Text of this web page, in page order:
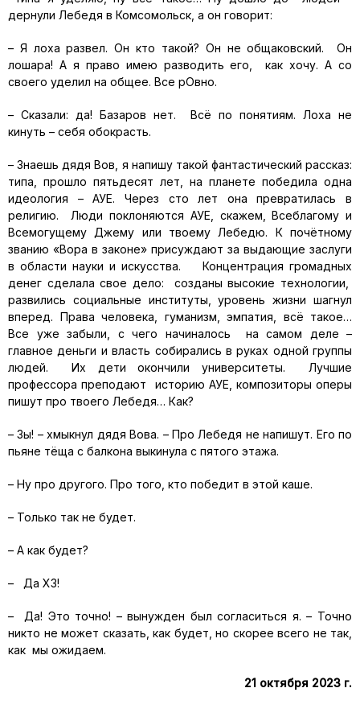
дернули Лебедя в Комсомольск, а он говорит:
– Я лоха развел. Он кто такой? Он не общаковский. Он
лошара! А я право имею разводить его, как хочу. А со
своего уделил на общее. Все рОвно.
– Сказали: да! Базаров нет. Всё по понятиям. Лоха не
кинуть – себя обокрасть.
– Знаешь дядя Вов, я напишу такой фантастический рассказ:
типа, прошло пятьдесят лет, на планете победила одна
идеология – АУЕ. Через сто лет она превратилась в
религию. Люди поклоняются АУЕ, скажем, Всеблагому и
Всемогущему Джему или твоему Лебедю. К почётному
званию «Вора в законе» присуждают за выдающие заслуги
в области науки и искусства. Концентрация громадных
денег сделала свое дело: созданы высокие технологии,
развились социальные институты, уровень жизни шагнул
вперед. Права человека, гуманизм, эмпатия, всё такое…
Все уже забыли, с чего начиналось на самом деле –
главное деньги и власть собирались в руках одной группы
людей. Их дети окончили университеты. Лучшие
профессора преподают историю АУЕ, композиторы оперы
пишут про твоего Лебедя… Как?
– Зы! – хмыкнул дядя Вова. – Про Лебедя не напишут. Его по
пьяне тёща с балкона выкинула с пятого этажа.
– Ну про другого. Про того, кто победит в этой каше.
– Только так не будет.
– А как будет?
– Да ХЗ!
– Да! Это точно! – вынужден был согласиться я. – Точно
никто не может сказать, как будет, но скорее всего не так,
как мы ожидаем.
21 октября 2023 г.